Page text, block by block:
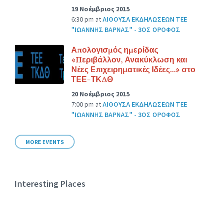
19 Νοέμβριος 2015
6:30 pm atΑΙΘΟΥΣΑ ΕΚΔΗΛΩΣΕΩΝ ΤΕΕ
"ΙΩΑΝΝΗΣ ΒΑΡΝΑΣ" - 3ΟΣ ΟΡΟΦΟΣ
Απολογισμός ημερίδας
«Περιβάλλον, Ανακύκλωση και
Νέες Επιχειρηματικές Ιδέες…» στο
ΤΕΕ-ΤΚΔΘ
20 Νοέμβριος 2015
7:00 pm atΑΙΘΟΥΣΑ ΕΚΔΗΛΩΣΕΩΝ ΤΕΕ
"ΙΩΑΝΝΗΣ ΒΑΡΝΑΣ" - 3ΟΣ ΟΡΟΦΟΣ
MORE EVENTS
Interesting Places